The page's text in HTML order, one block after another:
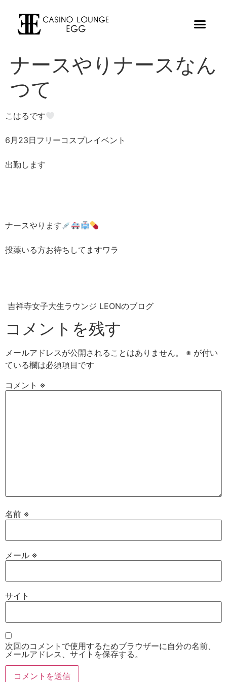
ナースやりナースなん
つて
こはるです
6月23日フリーコスプレイベント
出勤します
ナースやります
投薬いる方お待ちしてますワラ
吉祥寺女子大生ラウンジ LEONのブログ
コメントを残す
メールアドレスが公開されることはありません。 ※ が付い
ている欄は必須項目です
コメント ※
名前 ※
メール ※
サイト
次回のコメントで使用するためブラウザーに自分の名前、
メールアドレス、サイトを保存する。